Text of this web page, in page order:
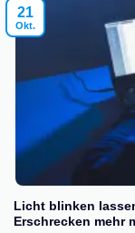
Licht blinken
Erschrecken mehr
21
Okt.